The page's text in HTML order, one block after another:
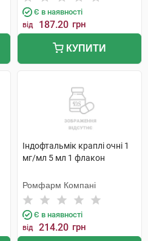
Є в наявності
від 187.20 грн
КУПИТИ
Індофтальмік краплі очні 1
мг/мл 5 мл 1 флакон
Ромфарм Компані
Є в наявності
від 214.20 грн